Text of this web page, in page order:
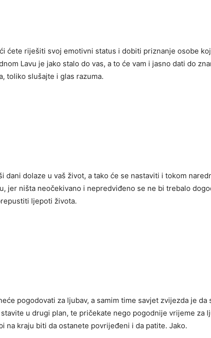
ćete riješiti svoj emotivni status i dobiti priznanje osobe
Lavu je jako stalo do vas, a to će vam i jasno dati do
toliko slušajte i glas razuma.
dani dolaze u vaš život, a tako će se nastaviti i tokom
jer ništa neočekivano i nepredviđeno se ne bi trebalo
ljepoti života.
pogodovati za ljubav, a samim time savjet zvijezda je da
u drugi plan, te pričekate nego pogodnije vrijeme za
na kraju biti da ostanete povrijeđeni i da patite. Jako.